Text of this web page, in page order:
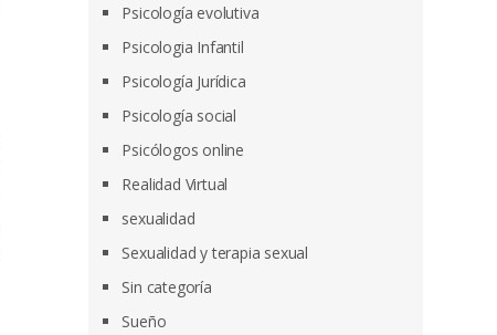
Psicología evolutiva
Psicologia Infantil
Psicología Jurídica
Psicología social
Psicólogos online
Realidad Virtual
sexualidad
Sexualidad y terapia sexual
Sin categoría
Sueño